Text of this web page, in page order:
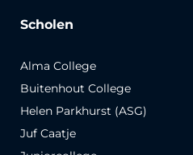
Scholen
Alma College
Buitenhout College
Helen Parkhurst (ASG)
Juf Caatje